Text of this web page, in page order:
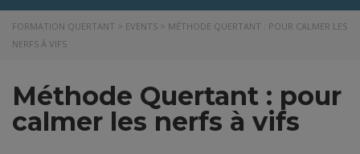
FORMATION QUERTANT > EVENTS > MÉTHODE QUERTANT : POUR CALMER LES
NERFS À VIFS
Méthode Quertant : pour
calmer les nerfs à vifs